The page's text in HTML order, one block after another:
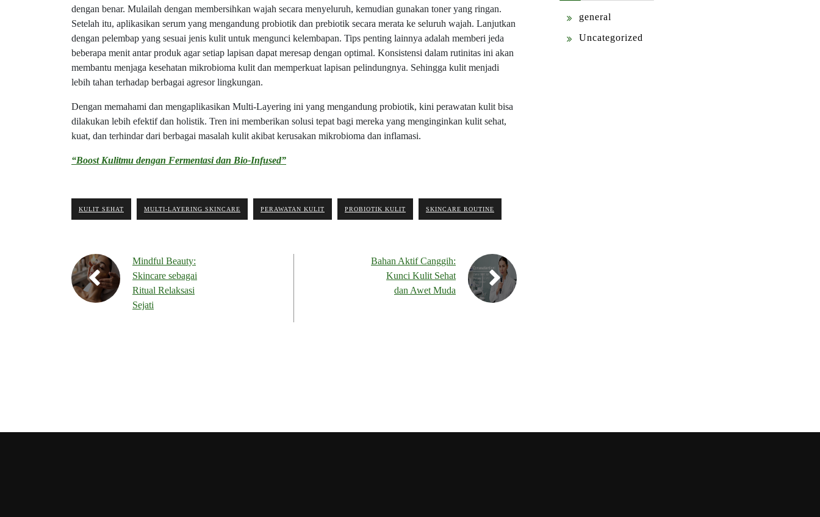
dengan benar. Mulailah dengan membersihkan wajah secara menyeluruh, kemudian gunakan toner yang ringan.
Setelah itu, aplikasikan serum yang mengandung probiotik dan prebiotik secara merata ke seluruh wajah. Lanjutkan
dengan pelembap yang sesuai jenis kulit untuk mengunci kelembapan. Tips penting lainnya adalah memberi jeda
beberapa menit antar produk agar setiap lapisan dapat meresap dengan optimal. Konsistensi dalam rutinitas ini akan
membantu menjaga kesehatan mikrobioma kulit dan memperkuat lapisan pelindungnya. Sehingga kulit menjadi
lebih tahan terhadap berbagai agresor lingkungan.
Dengan memahami dan mengaplikasikan Multi-Layering ini yang mengandung probiotik, kini perawatan kulit bisa
dilakukan lebih efektif dan holistik. Tren ini memberikan solusi tepat bagi mereka yang menginginkan kulit sehat,
kuat, dan terhindar dari berbagai masalah kulit akibat kerusakan mikrobioma dan inflamasi.
“Boost Kulitmu dengan Fermentasi dan Bio-Infused”
KULIT SEHAT MULTI-LAYERING SKINCARE PERAWATAN KULIT PROBIOTIK KULIT SKINCARE ROUTINE
Mindful Beauty:
Skincare sebagai
Ritual Relaksasi
Sejati
Bahan Aktif Canggih:
Kunci Kulit Sehat
dan Awet Muda
general
Uncategorized